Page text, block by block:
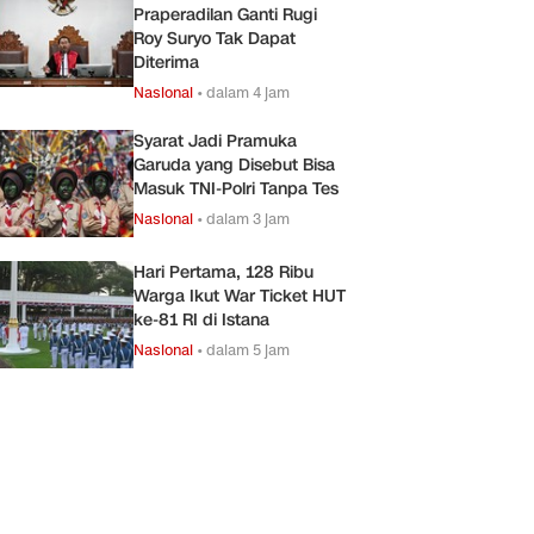
Praperadilan Ganti Rugi
Roy Suryo Tak Dapat
Diterima
Nasional •dalam 4 jam
Syarat Jadi Pramuka
Garuda yang Disebut Bisa
Masuk TNI-Polri Tanpa Tes
Nasional •dalam 3 jam
Hari Pertama, 128 Ribu
Warga Ikut War Ticket HUT
ke-81 RI di Istana
Nasional •dalam 5 jam